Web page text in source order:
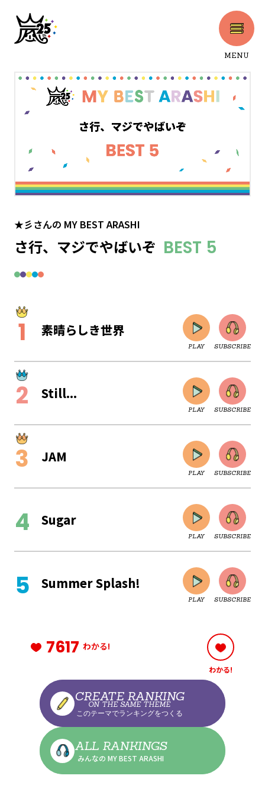
MENU
★彡さんの MY BEST ARASHI
さ行、マジでやばいぞ BEST 5
素晴らしき世界
PLAY SUBSCRIBE
Still...
PLAY SUBSCRIBE
JAM
PLAY SUBSCRIBE
Sugar
PLAY SUBSCRIBE
CLOSE
Summer Splash!
PLAY SUBSCRIBE
CLOSE
7617 わかる!
わかる!
CREATE RANKING
ON THE SAME THEME
このテーマでランキングをつくる
ALL RANKINGS
みんなの MY BEST ARASHI